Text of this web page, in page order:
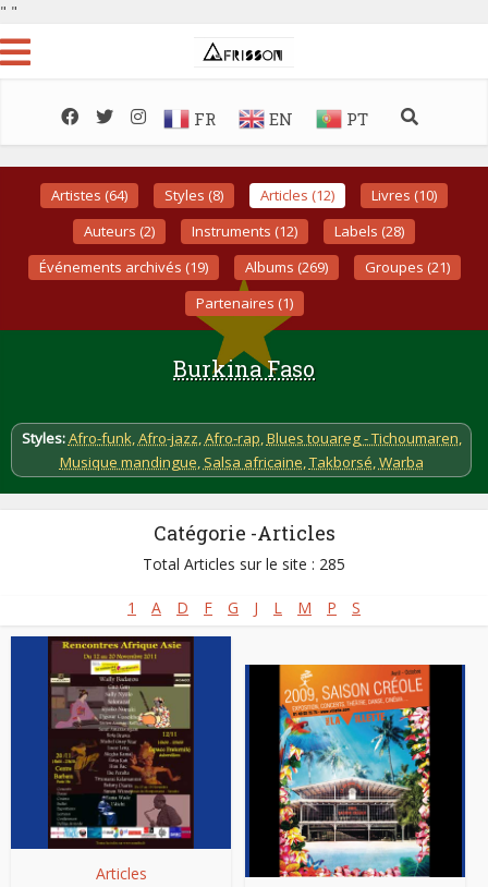
" "
FR EN PT
Artistes (64) Styles (8) Articles (12)
Livres (10)
Auteurs (2)
Instruments (12)
Labels (28)
Événements archivés (19)
Albums (269)
Groupes (21)
Partenaires (1)
Burkina Faso
Styles:Afro-funk,Afro-jazz,Afro-rap,Blues touareg - Tichoumaren,
Musique mandingue, Salsa africaine,Takborsé,Warba
Catégorie -Articles
Total Articles sur le site : 285
1 A D F G J L M P S
Articles